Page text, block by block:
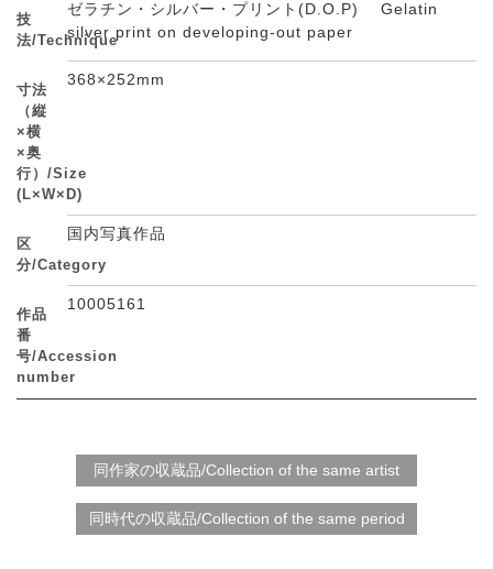
技
法/Technique
ゼラチン・シルバー・プリント(D.O.P) Gelatin
silver print on developing-out paper
寸法
（縦
×横
×奥
行）/Size
(L×W×D)
368×252mm
区
分/Category
国内写真作品
作品
番
号/Accession
number
10005161